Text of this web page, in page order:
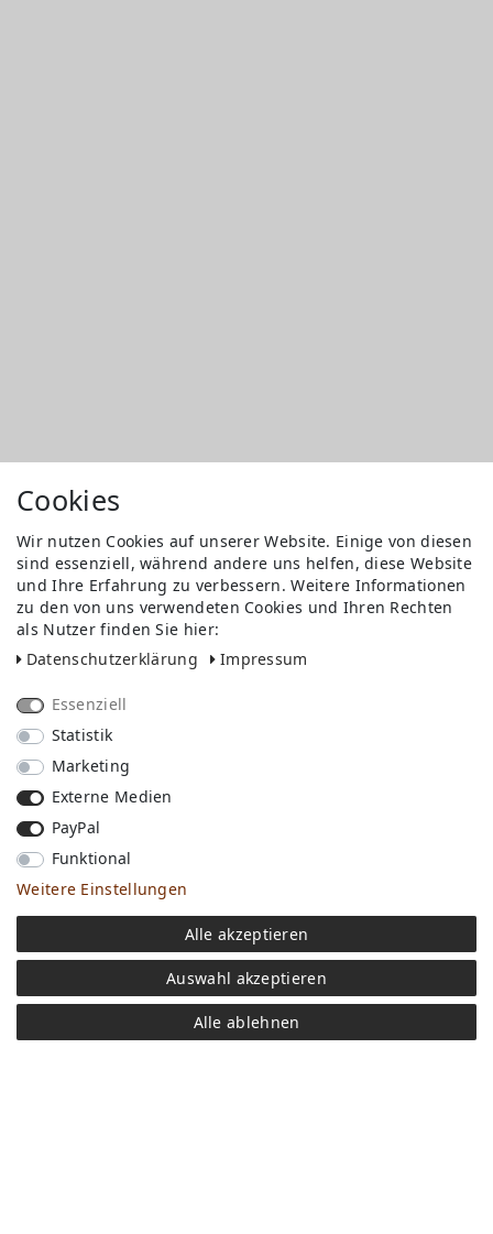
Versandkosten
Bezahlen
Widerrufs­recht
Impressum
Store
FAQ
Jobs
Cookies
Wir nutzen Cookies auf unserer Website. Einige von diesen
sind essenziell, während andere uns helfen, diese Website
und Ihre Erfahrung zu verbessern. Weitere Informationen
zu den von uns verwendeten Cookies und Ihren Rechten
als Nutzer finden Sie hier:
Daten­schutz­erklärung
Impressum
Essenziell
Statistik
Marketing
Externe Medien
PayPal
Funktional
Weitere Einstellungen
Alle akzeptieren
Auswahl akzeptieren
Alle ablehnen